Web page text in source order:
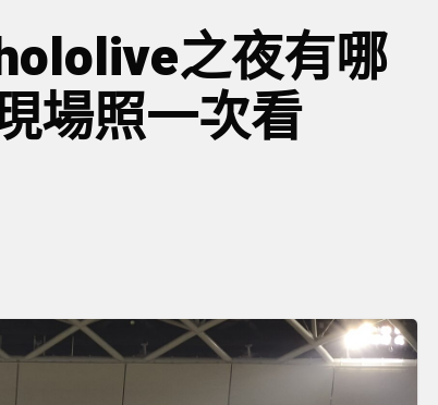
之夜有哪
場照一次看